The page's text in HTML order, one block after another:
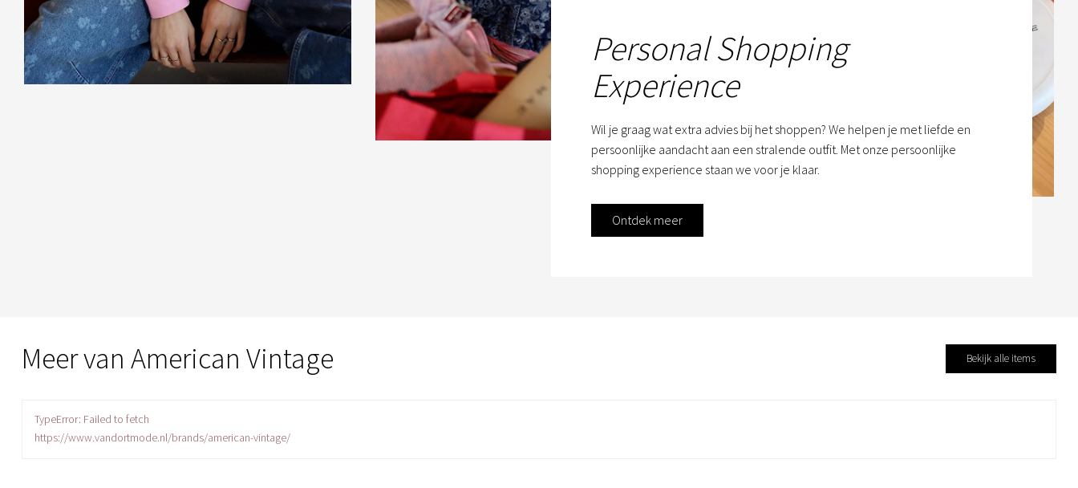
Personal Shopping
Experience
Wil je graag wat extra advies bij het shoppen? We helpen je met liefde en
persoonlijke aandacht aan een stralende outfit. Met onze persoonlijke
shopping experience staan we voor je klaar.
Ontdek meer
Meer van American Vintage Bekijk alle items
TypeError: Failed to fetch
https://www.vandortmode.nl/brands/american-vintage/